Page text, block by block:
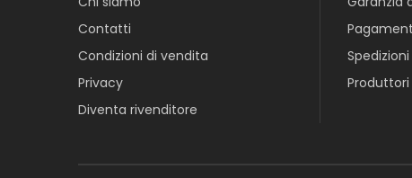
Contatti
Condizioni di vendita
Privacy
Diventa rivenditore
Spedizioni
Produttori